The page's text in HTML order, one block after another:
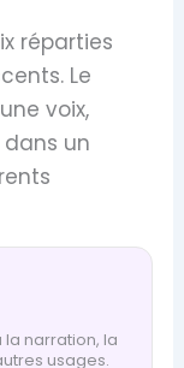
réparties
Le
voix,
dans un
narration, la
usages.